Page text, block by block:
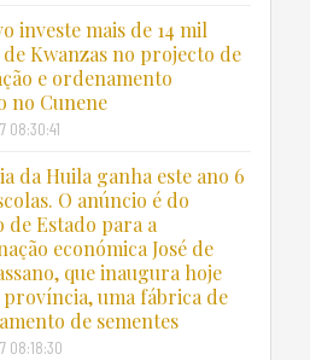
investe mais de 14 mil
Kwanzas no projecto de
e ordenamento
no Cunene
08:30:41
da Huila ganha este ano 6
O anúncio é do
Estado para a
económica José de
que inaugura hoje
província, uma fábrica de
de sementes
08:18:30